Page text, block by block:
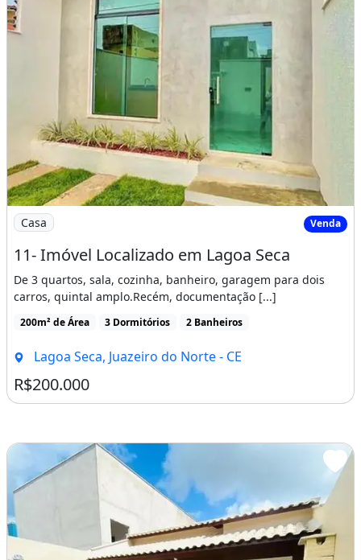
Imagem: 11- Imóvel Localizado em Lagoa Seca
Casa Venda
11- Imóvel Localizado em Lagoa Seca
De 3 quartos, sala, cozinha, banheiro, garagem para dois
carros, quintal amplo.Recém, documentação [...]
200m² de Área 3 Dormitórios 2 Banheiros
Lagoa Seca, Juazeiro do Norte - CE
R$200.000